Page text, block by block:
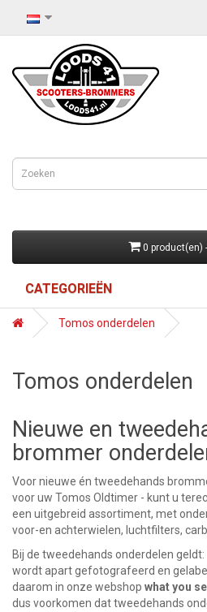
0 product(en)
CATEGORIEËN
Tomos onderdelen
Tomos onderdelen
Nieuwe en
brommer
Voor nieuwe én tweedehands
voor uw Tomos Oldtimer - kunt u
een uitgebreid assortiment, met
voor-en achterwielen, luchtfilters,
Bij de tweedehands onderdelen geldt:
wordt apart gefotografeerd en
daarom in onze webshop what you
dus voorkomen dat tweedehands